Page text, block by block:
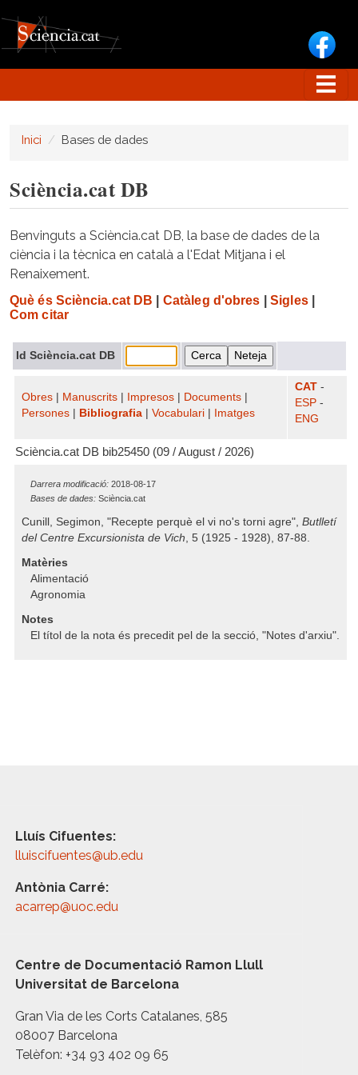
Inici Bases de dades
Sciència.cat DB
Benvinguts a Sciència.cat DB, la base de dades de la
ciència i la tècnica en català a l'Edat Mitjana i el
Renaixement.
Què és Sciència.cat DB Catàleg d'obres Sigles|
Com citar
Id Sciència.cat DB
Obres Manuscrits Impresos Documents
Persones
Bibliografia Vocabulari Imatges
CAT -
ESP -
ENG
Sciència.cat DB bib25450 (09 / August / 2026)
Darrera modificació: 2018-08-17
Bases de dades: Sciència.cat
Cunill, Segimon, "Recepte perquè el vi no's torni agre", Butlletí
del Centre Excursionista de Vich, 5 (1925 - 1928), 87-88.
Matèries
Alimentació
Agronomia
Notes
El títol de la nota és precedit pel de la secció, "Notes d'arxiu".
Lluís Cifuentes:
lluiscifuentes@ub.edu
Antònia Carré:
acarrep@uoc.edu
Centre de Documentació Ramon Llull
Universitat de Barcelona
Gran Via de les Corts Catalanes, 585
08007 Barcelona
Telèfon: +34 93 402 09 65